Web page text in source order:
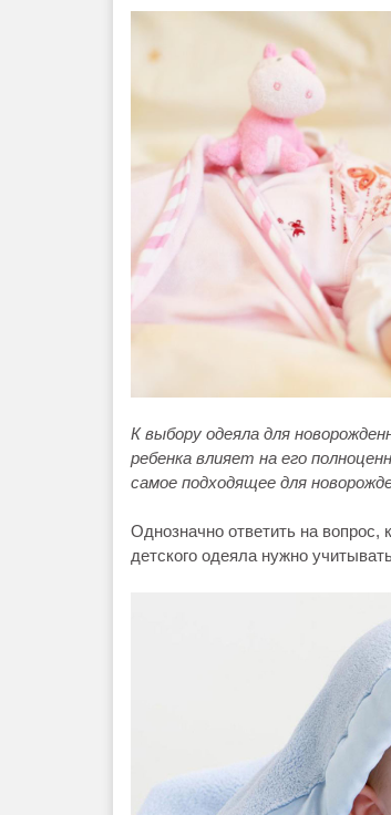
К выбору одеяла для
ребенка влияет на его
самое подходящее для
Однозначно ответить на вопрос,
детского одеяла нужно